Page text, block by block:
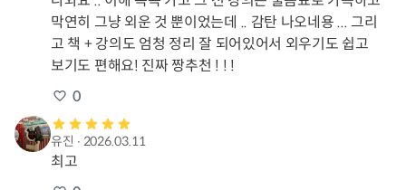
막연히 그냥 외운 것 뿐이었는데 .. 감탄 나오네용 ... 그리
고 책 + 강의도 엄청 정리 잘 되어있어서 외우기도 쉽고
보기도 편해요! 진짜 짱추천 ! ! !
0
유진 ∙ 2026.03.11
최고